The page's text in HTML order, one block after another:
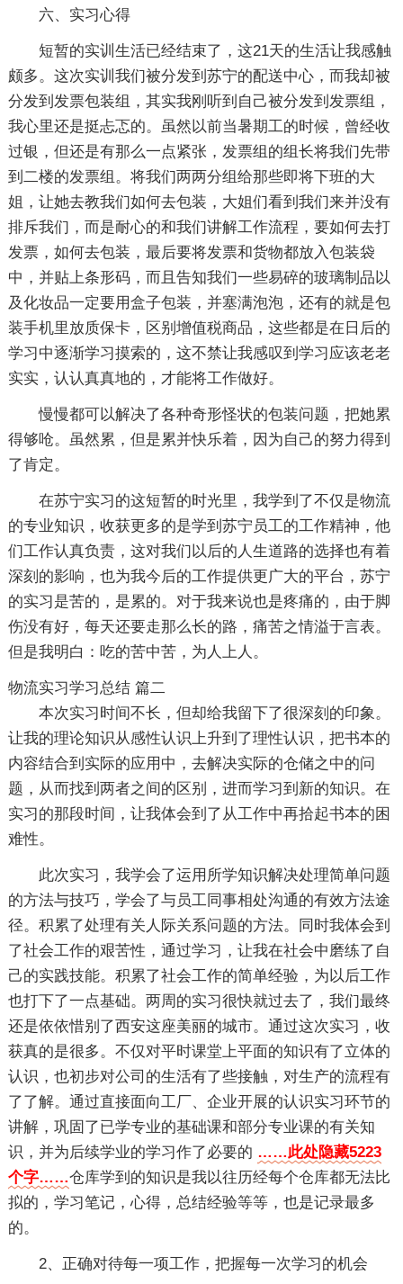
六、实习心得
短暂的实训生活已经结束了，这21天的生活让我感触
颇多。这次实训我们被分发到苏宁的配送中心，而我却被
分发到发票包装组，其实我刚听到自己被分发到发票组，
我心里还是挺忐忑的。虽然以前当暑期工的时候，曾经收
过银，但还是有那么一点紧张，发票组的组长将我们先带
到二楼的发票组。将我们两两分组给那些即将下班的大
姐，让她去教我们如何去包装，大姐们看到我们来并没有
排斥我们，而是耐心的和我们讲解工作流程，要如何去打
发票，如何去包装，最后要将发票和货物都放入包装袋
中，并贴上条形码，而且告知我们一些易碎的玻璃制品以
及化妆品一定要用盒子包装，并塞满泡泡，还有的就是包
装手机里放质保卡，区别增值税商品，这些都是在日后的
学习中逐渐学习摸索的，这不禁让我感叹到学习应该老老
实实，认认真真地的，才能将工作做好。
慢慢都可以解决了各种奇形怪状的包装问题，把她累
得够呛。虽然累，但是累并快乐着，因为自己的努力得到
了肯定。
在苏宁实习的这短暂的时光里，我学到了不仅是物流
的专业知识，收获更多的是学到苏宁员工的工作精神，他
们工作认真负责，这对我们以后的人生道路的选择也有着
深刻的影响，也为我今后的工作提供更广大的平台，苏宁
的实习是苦的，是累的。对于我来说也是疼痛的，由于脚
伤没有好，每天还要走那么长的路，痛苦之情溢于言表。
但是我明白：吃的苦中苦，为人上人。
物流实习学习总结 篇二
本次实习时间不长，但却给我留下了很深刻的印象。
让我的理论知识从感性认识上升到了理性认识，把书本的
内容结合到实际的应用中，去解决实际的仓储之中的问
题，从而找到两者之间的区别，进而学习到新的知识。在
实习的那段时间，让我体会到了从工作中再拾起书本的困
难性。
此次实习，我学会了运用所学知识解决处理简单问题
的方法与技巧，学会了与员工同事相处沟通的有效方法途
径。积累了处理有关人际关系问题的方法。同时我体会到
了社会工作的艰苦性，通过学习，让我在社会中磨练了自
己的实践技能。积累了社会工作的简单经验，为以后工作
也打下了一点基础。两周的实习很快就过去了，我们最终
还是依依惜别了西安这座美丽的城市。通过这次实习，收
获真的是很多。不仅对平时课堂上平面的知识有了立体的
认识，也初步对公司的生活有了些接触，对生产的流程有
了了解。通过直接面向工厂、企业开展的认识实习环节的
讲解，巩固了已学专业的基础课和部分专业课的有关知
识，并为后续学业的学习作了必要的 ……此处隐藏5223
个字……仓库学到的知识是我以往历经每个仓库都无法比
拟的，学习笔记，心得，总结经验等等，也是记录最多
的。
2、正确对待每一项工作，把握每一次学习的机会